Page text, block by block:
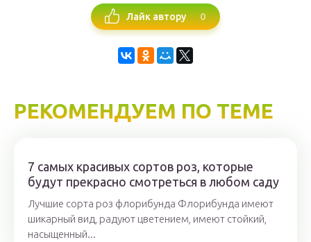
Лайк автору 0
РЕКОМЕНДУЕМ ПО ТЕМЕ
7 самых красивых сортов роз, которые
будут прекрасно смотреться в любом саду
Лучшие сорта роз флорибунда Флорибунда имеют
шикарный вид, радуют цветением, имеют стойкий,
насыщенный...